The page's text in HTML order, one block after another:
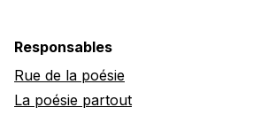
Responsables
Rue de la poésie
La poésie partout